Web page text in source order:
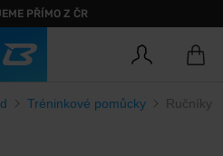
PŘÍMO Z ČR
Tréninkové pomůcky Ručníky